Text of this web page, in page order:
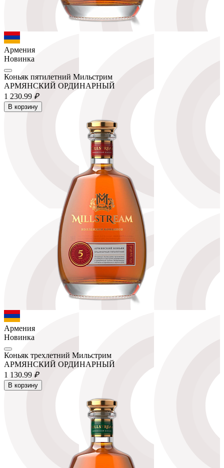
Армения
Новинка
Коньяк пятилетний Мильстрим
АРМЯНСКИЙ ОРДИНАРНЫЙ
1 230.99 ₽
В корзину
Армения
Новинка
Коньяк трехлетний Мильстрим
АРМЯНСКИЙ ОРДИНАРНЫЙ
1 130.99 ₽
В корзину